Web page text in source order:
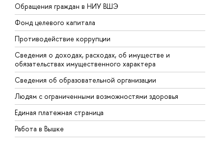
Обращения граждан в НИУ ВШЭ
Фонд целевого капитала
Противодействие коррупции
Сведения о доходах, расходах, об имуществе и
обязательствах имущественного характера
Сведения об образовательной организации
Людям с ограниченными возможностями здоровья
Единая платежная страница
Работа в Вышке